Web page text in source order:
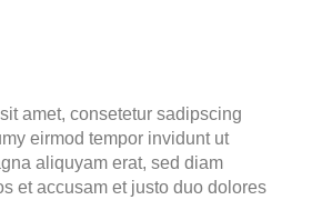
amet, consetetur sadipscing
eirmod tempor invidunt ut
aliquyam erat, sed diam
et accusam et justo duo dolores